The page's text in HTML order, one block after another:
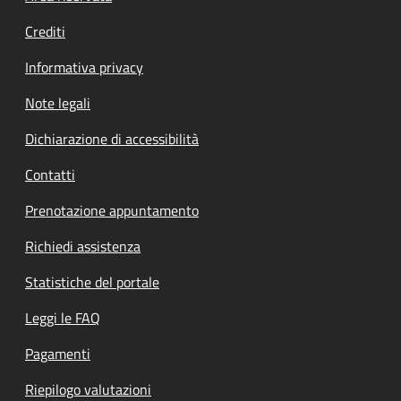
Crediti
Informativa privacy
Note legali
Dichiarazione di accessibilità
Contatti
Prenotazione appuntamento
Richiedi assistenza
Statistiche del portale
Leggi le FAQ
Pagamenti
Riepilogo valutazioni